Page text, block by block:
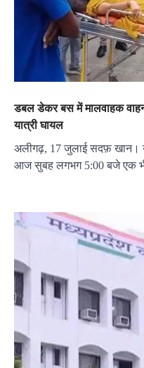
डबल डेकर बस में मालवाहक
यात्री घायल
अलीगढ़, 17 जुलाई सदफ़ खान।
आज सुबह लगभग 5:00 बजे एक